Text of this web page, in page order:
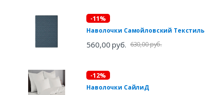
-11%
Наволочки Самойловский Текстиль
560,00 руб. 630,00 руб.
-12%
Наволочки СайлиД